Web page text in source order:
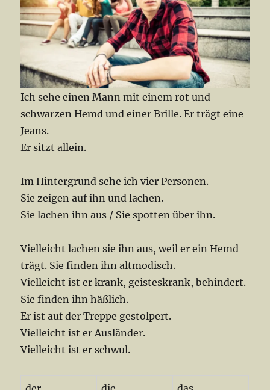
Ich sehe einen Mann mit einem rot und
schwarzen Hemd und einer Brille. Er trägt eine
Jeans.
Er sitzt allein.
Im Hintergrund sehe ich vier Personen.
Sie zeigen auf ihn und lachen.
Sie lachen ihn aus / Sie spotten über ihn.
Vielleicht lachen sie ihn aus, weil er ein Hemd
trägt. Sie finden ihn altmodisch.
Vielleicht ist er krank, geisteskrank, behindert.
Sie finden ihn häßlich.
Er ist auf der Treppe gestolpert.
Vielleicht ist er Ausländer.
Vielleicht ist er schwul.